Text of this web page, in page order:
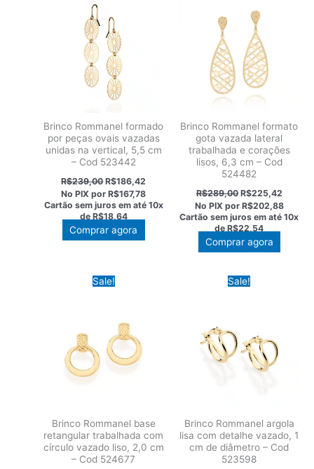
Brinco Rommanel formado
por peças ovais vazadas
unidas na vertical, 5,5 cm
– Cod 523442
R$239,00O
preço
original
era:
R$239,00.
R$186,42
atual
é:
R$186,42.
No PIX porR$167,78
Cartão sem juros em até 10x
deR$18,64
Comprar agora
Brinco Rommanel formato
gota vazada lateral
trabalhada e corações
lisos, 6,3 cm – Cod
524482
R$289,00 O
preço
original
era:
R$289,00.
R$225,42O
preço
atual
é:
No PIX por R$202,88
Cartão sem juros em até10x
de R$22,54
Comprar agora
Sale!
Brinco Rommanel base
retangular trabalhada com
círculo vazado liso, 2,0 cm
– Cod 524677
Sale!
Brinco Rommanel argola
lisa com detalhe vazado, 1
cm de diâmetro – Cod
523598